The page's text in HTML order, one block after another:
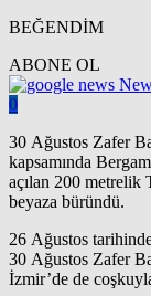
BEĞENDİM
ABONE OL
0
30 Ağustos Zafer
kapsamında
açılan 200 metrelik
beyaza büründü.
26 Ağustos
30 Ağustos Zafer
İzmir’de de